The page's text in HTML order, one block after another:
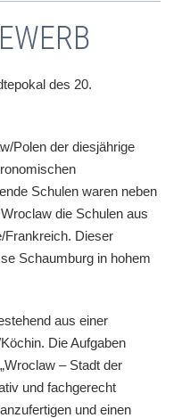
des 20.
Polen der diesjährige
Schulen waren neben
die Schulen aus
Frankreich. Dieser
Schaumburg in hohem
aus einer
Die Aufgaben
– Stadt der
und fachgerecht
und einen